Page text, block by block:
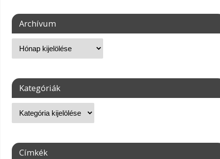
Archívum
Kategóriák
Címkék